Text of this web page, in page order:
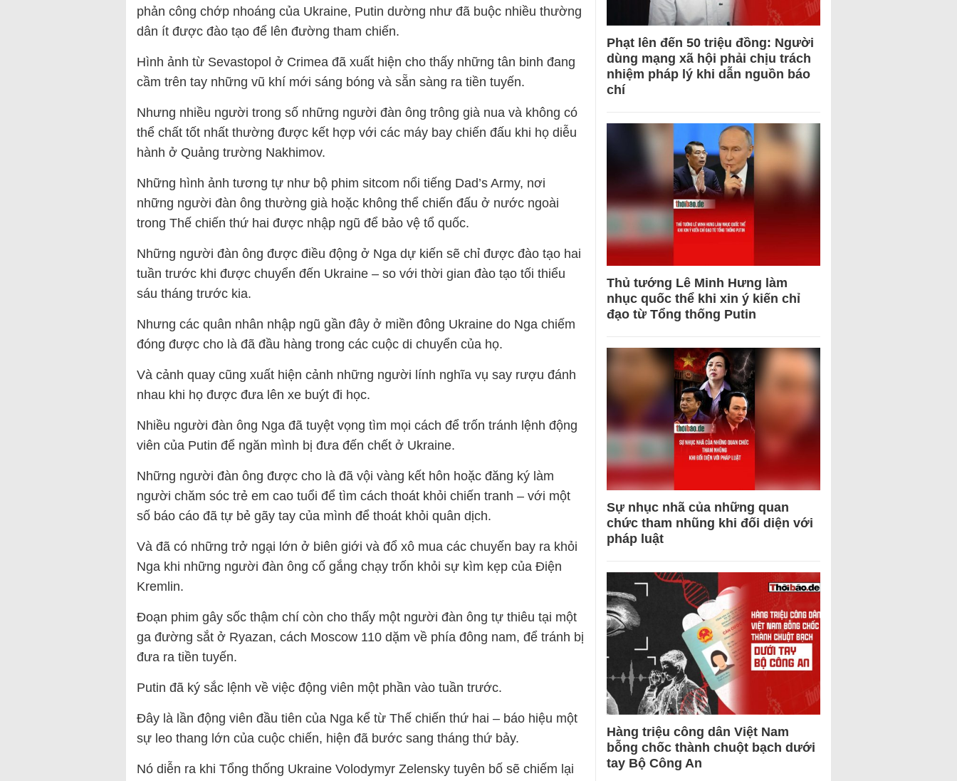
phản công chớp nhoáng của Ukraine, Putin dường như đã buộc nhiều thường
dân ít được đào tạo để lên đường tham chiến.
Hình ảnh từ Sevastopol ở Crimea đã xuất hiện cho thấy những tân binh đang
cầm trên tay những vũ khí mới sáng bóng và sẵn sàng ra tiền tuyến.
Nhưng nhiều người trong số những người đàn ông trông già nua và không có
thể chất tốt nhất thường được kết hợp với các máy bay chiến đấu khi họ diễu
hành ở Quảng trường Nakhimov.
Những hình ảnh tương tự như bộ phim sitcom nổi tiếng Dad’s Army, nơi
những người đàn ông thường già hoặc không thể chiến đấu ở nước ngoài
trong Thế chiến thứ hai được nhập ngũ để bảo vệ tổ quốc.
Những người đàn ông được điều động ở Nga dự kiến ​​sẽ chỉ được đào tạo hai
tuần trước khi được chuyển đến Ukraine – so với thời gian đào tạo tối thiểu
sáu tháng trước kia.
Nhưng các quân nhân nhập ngũ gần đây ở miền đông Ukraine do Nga chiếm
đóng được cho là đã đầu hàng trong các cuộc di chuyển của họ.
Và cảnh quay cũng xuất hiện cảnh những người lính nghĩa vụ say rượu đánh
nhau khi họ được đưa lên xe buýt đi học.
Nhiều người đàn ông Nga đã tuyệt vọng tìm mọi cách để trốn tránh lệnh động
viên của Putin để ngăn mình bị đưa đến chết ở Ukraine.
Những người đàn ông được cho là đã vội vàng kết hôn hoặc đăng ký làm
người chăm sóc trẻ em cao tuổi để tìm cách thoát khỏi chiến tranh – với một
số báo cáo đã tự bẻ gãy tay của mình để thoát khỏi quân dịch.
Và đã có những trở ngại lớn ở biên giới và đổ xô mua các chuyến bay ra khỏi
Nga khi những người đàn ông cố gắng chạy trốn khỏi sự kìm kẹp của Điện
Kremlin.
Đoạn phim gây sốc thậm chí còn cho thấy một người đàn ông tự thiêu tại một
ga đường sắt ở Ryazan, cách Moscow 110 dặm về phía đông nam, để tránh bị
đưa ra tiền tuyến.
Putin đã ký sắc lệnh về việc động viên một phần vào tuần trước.
Đây là lần động viên đầu tiên của Nga kể từ Thế chiến thứ hai – báo hiệu một
sự leo thang lớn của cuộc chiến, hiện đã bước sang tháng thứ bảy.
Nó diễn ra khi Tổng thống Ukraine Volodymyr Zelensky tuyên bố sẽ chiếm lại
Phạt lên đến 50 triệu đồng: Người
dùng mạng xã hội phải chịu trách
nhiệm pháp lý khi dẫn nguồn báo
chí
Thủ tướng Lê Minh Hưng làm
nhục quốc thể khi xin ý kiến chỉ
đạo từ Tổng thống Putin
Sự nhục nhã của những quan
chức tham nhũng khi đối diện với
pháp luật
Hàng triệu công dân Việt Nam
bỗng chốc thành chuột bạch dưới
tay Bộ Công An